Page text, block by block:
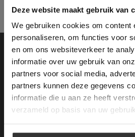
Deze website maakt gebruik van
We gebruiken cookies om content
personaliseren, om functies voor
en om ons websiteverkeer te
informatie over uw gebruik van
partners voor social media,
partners kunnen deze gegevens
informatie die u aan ze heeft
verzameld op basis van uw
Contactgegevens
Van den Heuvel & Van Duuren
Magazijn / Showroom:
Terheijdenseweg 469
This Cookie Banner was
longer working. Please
administrator.
Deze website gebruikt
gebruikerservaring te
gebruik te maken van onze
toestemming voor alle
overeenstemming met ons
verder
ALLES
ALLES